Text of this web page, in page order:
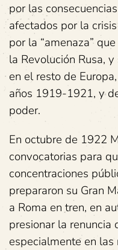
por las
afectados por la
por la “amenaza”
la Revolución Rusa,
en el resto de
años 1919-1921, y
poder.
En octubre de 1922
convocatorias para
concentraciones
prepararon su Gran
a Roma en tren, en
presionar la renuncia
especialmente en